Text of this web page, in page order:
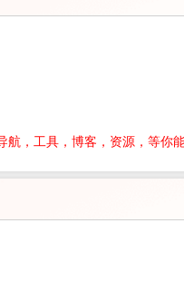
，工具，博客，资源，等你